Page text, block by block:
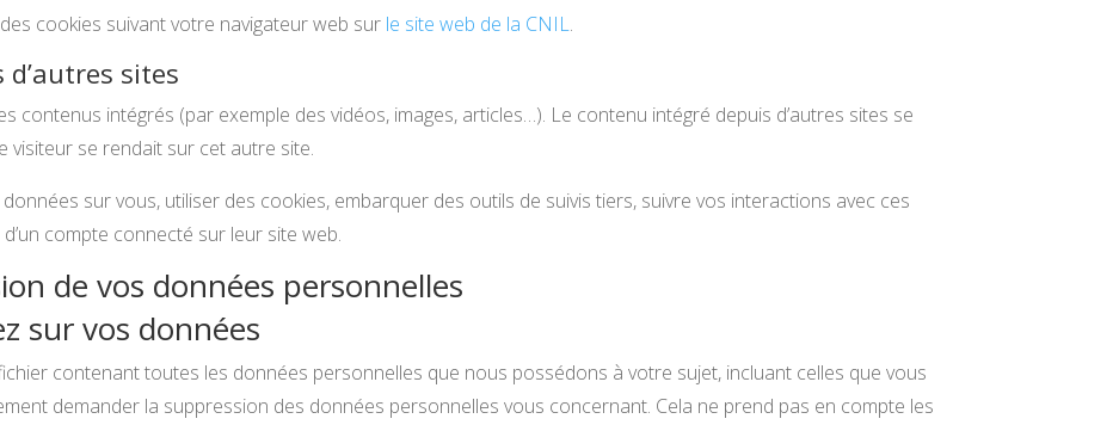
cookies suivant votre navigateur web sur le site web de la CNIL.
sites
contenus intégrés (par exemple des vidéos, images, articles…). Le contenu intégré depuis d’autres sites se
visiteur se rendait sur cet autre site.
sur vous, utiliser des cookies, embarquer des outils de suivis tiers, suivre vos interactions avec ces
compte connecté sur leur site web.
de vos données personnelles
sur vos données
contenant toutes les données personnelles que nous possédons à votre sujet, incluant celles que vous
demander la suppression des données personnelles vous concernant. Cela ne prend pas en compte les